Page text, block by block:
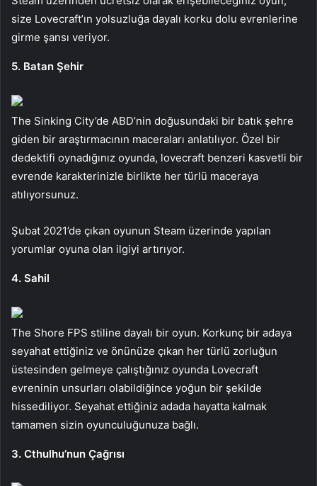
size Lovecraft’ın yolsuzluğa dayalı korku dolu evrenlerine
girme şansı veriyor.
5. Batan Şehir
The Sinking City’de ABD’nin doğusundaki bir batık şehre
giden bir araştırmacının maceraları anlatılıyor. Özel bir
dedektifi oynadığınız oyunda, lovecraft benzeri kasvetli bir
evrende karakterinizle birlikte her türlü maceraya
atılıyorsunuz.
Şubat 2021’de çıkan oyunun Steam üzerinde yapılan
yorumlar oyuna olan ilgiyi artırıyor.
4. Sahil
The Shore FPS stiline dayalı bir oyun. Korkunç bir adaya
seyahat ettiğiniz ve önünüze çıkan her türlü zorluğun
üstesinden gelmeye çalıştığınız oyunda Lovecraft
evreninin unsurları olabildiğince yoğun bir şekilde
hissediliyor. Seyahat ettiğiniz adada hayatta kalmak
tamamen sizin oyunculuğunuza bağlı.
3. Cthulhu’nun Çağrısı